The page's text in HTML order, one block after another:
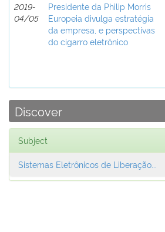
2019-
04/05
Presidente da Philip Morris
Europeia divulga estratégia
da empresa, e perspectivas
do cigarro eletrônico
Discover
Subject
Sistemas Eletrônicos de Liberação...